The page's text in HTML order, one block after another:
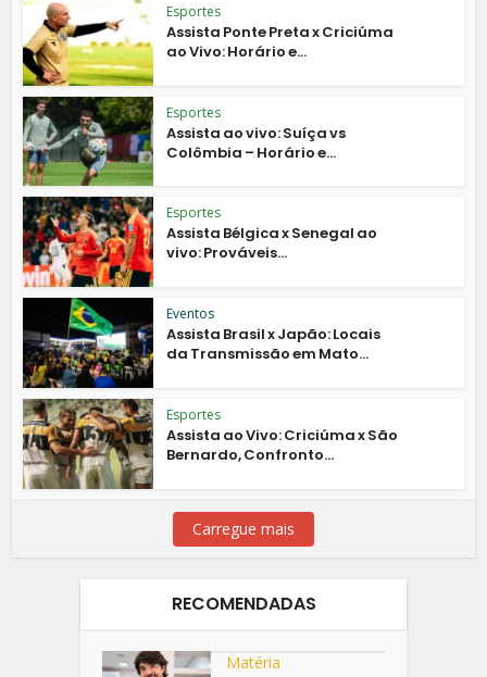
Esportes
Assista Ponte Preta x Criciúma
ao Vivo: Horário e...
Esportes
Assista ao vivo: Suíça vs
Colômbia – Horário e...
Esportes
Assista Bélgica x Senegal ao
vivo: Prováveis...
Eventos
Assista Brasil x Japão: Locais
da Transmissão em Mato...
Esportes
Assista ao Vivo: Criciúma x São
Bernardo, Confronto...
Carregue mais
RECOMENDADAS
Matéria